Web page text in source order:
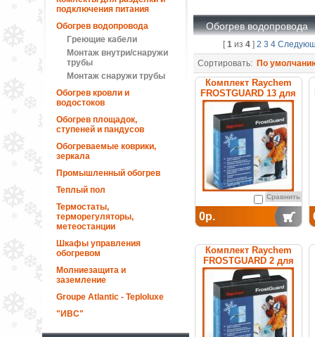
подключения питания
Обогрев водопровода
Греющие кабели
Монтаж внутри/снаружи
трубы
Монтаж снаружи трубы
Обогрев кровли и
водостоков
Обогрев площадок,
ступеней и пандусов
Обогреваемые коврики,
зеркала
Промышленный обогрев
Теплый пол
Термостаты,
терморегуляторы,
метеостанции
Шкафы управления
обогревом
Молниезащита и
заземление
Groupe Atlantic - Teploluxe
"ИВС"
Обогрев водопровода
[1из 4] 2 3 4
Сортировать: По
Комплект Raychem
FROSTGUARD 13 для
обогрева труб
Сравнить
0р.
Комплект Raychem
FROSTGUARD 2 для
обогрева труб